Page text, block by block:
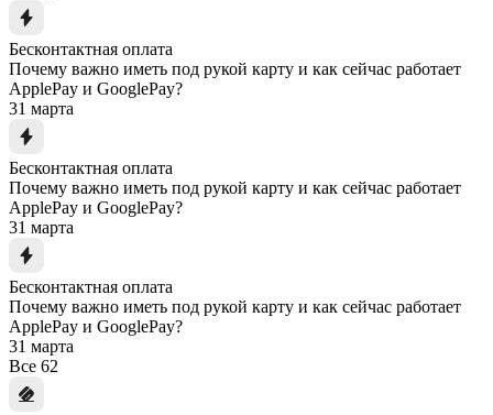
Бесконтактная оплата
Почему важно иметь под рукой карту и как сейчас работает
ApplePay и GooglePay?
31 марта
Бесконтактная оплата
Почему важно иметь под рукой карту и как сейчас работает
ApplePay и GooglePay?
31 марта
Бесконтактная оплата
Почему важно иметь под рукой карту и как сейчас работает
ApplePay и GooglePay?
31 марта
Все 62